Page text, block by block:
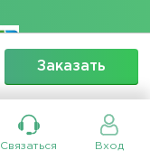
Связаться Вход
Заказать